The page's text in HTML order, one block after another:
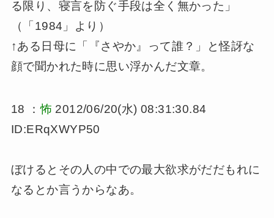
る限り、寝言を防ぐ手段は全く無かった」
（「1984」より）
↑ある日母に「『さやか』って誰？」と怪訝な
顔で聞かれた時に思い浮かんだ文章。
18 ：怖 2012/06/20(水) 08:31:30.84
ID:ERqXWYP50
ぼけるとその人の中での最大欲求がだだもれに
なるとか言うからなあ。